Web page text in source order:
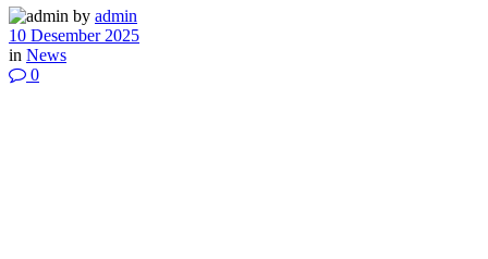
by admin
10 Desember 2025
in News
0